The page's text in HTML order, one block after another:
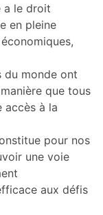
a le droit
en pleine
du monde ont
que tous
accès à la
pour nos
une voie
aux défis